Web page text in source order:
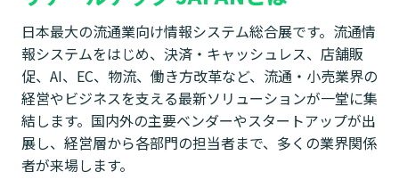
日本最大の流通業向け情報システム総合展です。流通情
報システムをはじめ、決済・キャッシュレス、店舗販
促、AI、EC、物流、働き方改革など、流通・小売業界の
経営やビジネスを支える最新ソリューションが一堂に集
結します。国内外の主要ベンダーやスタートアップが出
展し、経営層から各部門の担当者まで、多くの業界関係
者が来場します。